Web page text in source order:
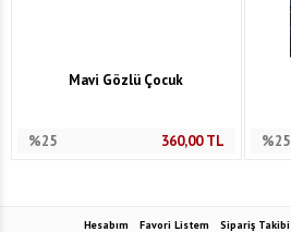
Mavi Gözlü Çocuk
%25 360,00TL %25
Hesabım Favori Listem Sipariş Takibi